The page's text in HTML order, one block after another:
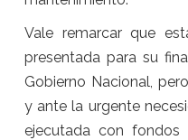
Vale remarcar que
presentada para su
Gobierno Nacional,
y ante la urgente
ejecutada con fondos